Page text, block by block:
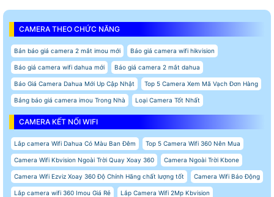
CAMERA THEO CHỨC NĂNG
Bản báo giá camera 2 mắt imou mới Báo giá camera wifi hikvision
Báo giá camera wifi dahua mới Báo giá camera 2 mắt dahua
Báo Giá Camera Dahua Mới Up Cập Nhật Top 5 Camera Xem Mã Vạch Đơn Hàng
Bảng báo giá camera imou Trong Nhà Loại Camera Tốt Nhất
CAMERA KẾT NỐI WIFI
Lắp camera Wifi Dahua Có Màu Ban Đêm Top 5 Camera Wifi 360 Nên Mua
Camera Wifi Kbvision Ngoài Trời Quay Xoay 360 Camera Ngoài Trời Kbone
Camera Wifi Ezviz Xoay 360 Độ Chính Hãng chất lượng tốt Camera Wifi Báo Động
Lắp camera wifi 360 Imou Giá Rẻ Lắp Camera Wifi 2Mp Kbvision